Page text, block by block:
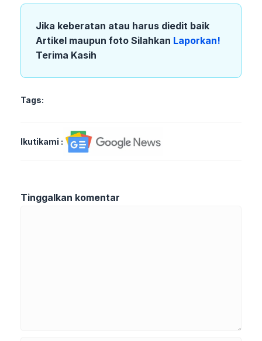
Jika keberatan atau harus diedit baik
Artikel maupun foto Silahkan Laporkan!
Terima Kasih
Tags:
Ikutikami :
Tinggalkan komentar